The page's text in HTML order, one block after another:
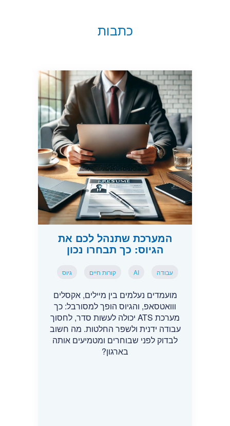
כתבות
המערכת שתנהל לכם את
הגיוס: כך תבחרו נכון
עבודה AI קורות חיים גיוס
מועמדים נעלמים בין מיילים, אקסלים
ווואטסאפ, והגיוס הופך למסורבל: כך
מערכת ATS יכולה לעשות סדר, לחסוך
עבודה ידנית ולשפר החלטות. מה חשוב
לבדוק לפני שבוחרים ומטמיעים אותה
בארגון?